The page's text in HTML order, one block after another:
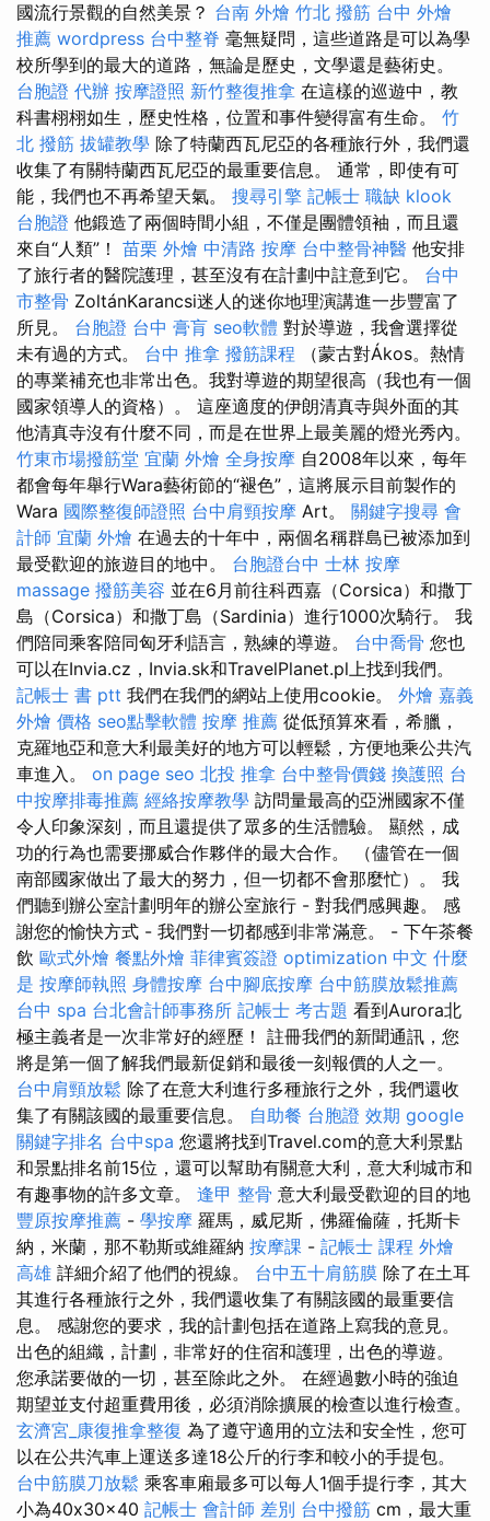
國流行景觀的自然美景？ 台南 外燴 竹北 撥筋 台中 外燴
推薦 wordpress 台中整脊 毫無疑問，這些道路是可以為學
校所學到的最大的道路，無論是歷史，文學還是藝術史。
台胞證 代辦 按摩證照 新竹整復推拿 在這樣的巡遊中，教
科書栩栩如生，歷史性格，位置和事件變得富有生命。 竹
北 撥筋 拔罐教學 除了特蘭西瓦尼亞的各種旅行外，我們還
收集了有關特蘭西瓦尼亞的最重要信息。 通常，即使有可
能，我們也不再希望天氣。 搜尋引擎 記帳士 職缺 klook
台胞證 他鍛造了兩個時間小組，不僅是團體領袖，而且還
來自“人類”！ 苗栗 外燴 中清路 按摩 台中整骨神醫 他安排
了旅行者的醫院護理，甚至沒有在計劃中註意到它。 台中
市整骨 ZoltánKarancsi迷人的迷你地理演講進一步豐富了
所見。 台胞證 台中 膏肓 seo軟體 對於導遊，我會選擇從
未有過的方式。 台中 推拿 撥筋課程 （蒙古對Ákos。熱情
的專業補充也非常出色。我對導遊的期望很高（我也有一個
國家領導人的資格）。 這座適度的伊朗清真寺與外面的其
他清真寺沒有什麼不同，而是在世界上最美麗的燈光秀內。
竹東市場撥筋堂 宜蘭 外燴 全身按摩 自2008年以來，每年
都會每年舉行Wara藝術節的“褪色”，這將展示目前製作的
Wara 國際整復師證照 台中肩頸按摩 Art。 關鍵字搜尋 會
計師 宜蘭 外燴 在過去的十年中，兩個名稱群島已被添加到
最受歡迎的旅遊目的地中。 台胞證台中 士林 按摩
massage 撥筋美容 並在6月前往科西嘉（Corsica）和撒丁
島（Corsica）和撒丁島（Sardinia）進行1000次騎行。 我
們陪同乘客陪同匈牙利語言，熟練的導遊。 台中喬骨 您也
可以在Invia.cz，Invia.sk和TravelPlanet.pl上找到我們。
記帳士 書 ptt 我們在我們的網站上使用cookie。 外燴 嘉義
外燴 價格 seo點擊軟體 按摩 推薦 從低預算來看，希臘，
克羅地亞和意大利最美好的地方可以輕鬆，方便地乘公共汽
車進入。 on page seo 北投 推拿 台中整骨價錢 換護照 台
中按摩排毒推薦 經絡按摩教學 訪問量最高的亞洲國家不僅
令人印象深刻，而且還提供了眾多的生活體驗。 顯然，成
功的行為也需要挪威合作夥伴的最大合作。 （儘管在一個
南部國家做出了最大的努力，但一切都不會那麼忙）。 我
們聽到辦公室計劃明年的辦公室旅行 - 對我們感興趣。 感
謝您的愉快方式 - 我們對一切都感到非常滿意。 - 下午茶餐
飲 歐式外燴 餐點外燴 菲律賓簽證 optimization 中文 什麼
是 按摩師執照 身體按摩 台中腳底按摩 台中筋膜放鬆推薦
台中 spa 台北會計師事務所 記帳士 考古題 看到Aurora北
極主義者是一次非常好的經歷！ 註冊我們的新聞通訊，您
將是第一個了解我們最新促銷和最後一刻報價的人之一。
台中肩頸放鬆 除了在意大利進行多種旅行之外，我們還收
集了有關該國的最重要信息。 自助餐 台胞證 效期 google
關鍵字排名 台中spa 您還將找到Travel.com的意大利景點
和景點排名前15位，還可以幫助有關意大利，意大利城市和
有趣事物的許多文章。 逢甲 整骨 意大利最受歡迎的目的地
豐原按摩推薦 - 學按摩 羅馬，威尼斯，佛羅倫薩，托斯卡
納，米蘭，那不勒斯或維羅納 按摩課 - 記帳士 課程 外燴
高雄 詳細介紹了他們的視線。 台中五十肩筋膜 除了在土耳
其進行各種旅行之外，我們還收集了有關該國的最重要信
息。 感謝您的要求，我的計劃包括在道路上寫我的意見。
出色的組織，計劃，非常好的住宿和護理，出色的導遊。
您承諾要做的一切，甚至除此之外。 在經過數小時的強迫
期望並支付超重費用後，必須消除擴展的檢查以進行檢查。
玄濟宮_康復推拿整復 為了遵守適用的立法和安全性，您可
以在公共汽車上運送多達18公斤的行李和較小的手提包。
台中筋膜刀放鬆 乘客車廂最多可以每人1個手提行李，其大
小為40x30x40 記帳士 會計師 差別 台中撥筋 cm，最大重